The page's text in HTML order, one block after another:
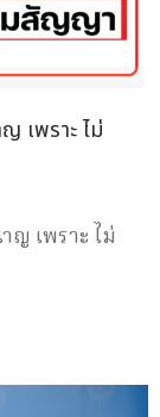
เพราะ ไม่
เพราะ ไม่